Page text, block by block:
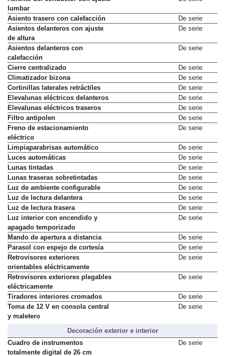
Asiento del conductor con ajuste
lumbar
Asiento trasero con calefacción
De serie
Asientos delanteros con ajuste
de altura
Asientos delanteros con
calefacción
Cierre centralizado
De serie
Climatizador bizona
De serie
Cortinillas laterales retráctiles
De serie
Elevalunas eléctricos delanteros
De serie
Elevalunas eléctricos traseros
De serie
Filtro antipolen
De serie
Freno de estacionamiento
eléctrico
Limpiaparabrisas automático
De serie
Luces automáticas
De serie
Lunas tintadas
De serie
Lunas traseras sobretintadas
De serie
Luz de ambiente configurable
De serie
Luz de lectura delantera
De serie
Luz de lectura trasera
De serie
Luz interior con encendido y
apagado temporizado
Mando de apertura a distancia
De serie
Parasol con espejo de cortesía
De serie
Retrovisores exteriores
orientables eléctricamente
Retrovisores exteriores plegables
eléctricamente
Tiradores interiores cromados
De serie
Toma de 12 V en consola central
Decoración exterior e interior
Cuadro de instrumentos